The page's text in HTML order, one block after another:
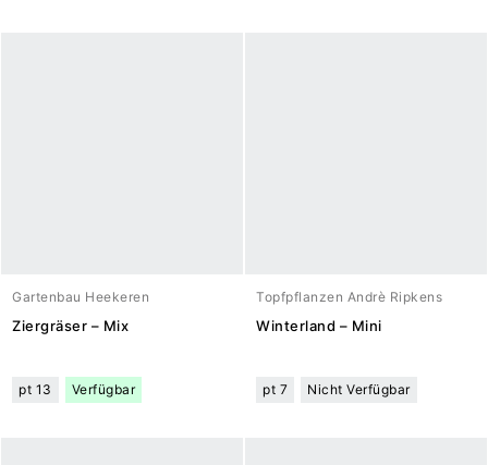
Gartenbau Heekeren
Ziergräser – Mix
pt 13 Verfügbar
Topfpflanzen Andrè Ripkens
Winterland – Mini
pt 7 Nicht Verfügbar